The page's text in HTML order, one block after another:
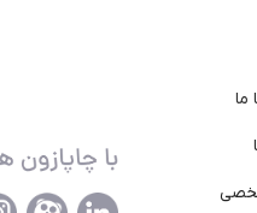
ما